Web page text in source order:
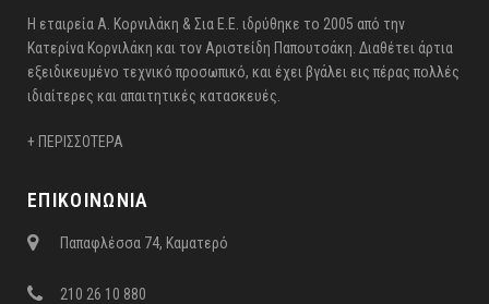
Η εταιρεία Α. Κορνιλάκη & Σια Ε.Ε. ιδρύθηκε το 2005 από την
Κατερίνα Κορνιλάκη και τον Αριστείδη Παπουτσάκη. Διαθέτει άρτια
εξειδικευμένο τεχνικό προσωπικό, και έχει βγάλει εις πέρας πολλές
ιδιαίτερες και απαιτητικές κατασκευές.
+ ΠΕΡΙΣΣΟΤΕΡΑ
ΕΠΙΚΟΙΝΩΝΙΑ
Παπαφλέσσα 74, Καματερό
210 26 10 880